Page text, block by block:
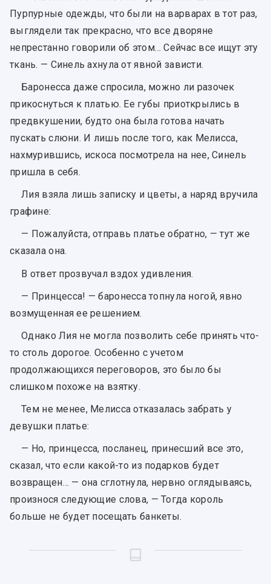
Пурпурные одежды, что были на варварах в тот раз,
выглядели так прекрасно, что все дворяне
непрестанно говорили об этом… Сейчас все ищут эту
ткань. — Синель ахнула от явной зависти.
Баронесса даже спросила, можно ли разочек
прикоснуться к платью. Ее губы приоткрылись в
предвкушении, будто она была готова начать
пускать слюни. И лишь после того, как Мелисса,
нахмурившись, искоса посмотрела на нее, Синель
пришла в себя.
Лия взяла лишь записку и цветы, а наряд вручила
графине:
— Пожалуйста, отправь платье обратно, — тут же
сказала она.
В ответ прозвучал вздох удивления.
— Принцесса! — баронесса топнула ногой, явно
возмущенная ее решением.
Однако Лия не могла позволить себе принять что-
то столь дорогое. Особенно с учетом
продолжающихся переговоров, это было бы
слишком похоже на взятку.
Тем не менее, Мелисса отказалась забрать у
девушки платье:
— Но, принцесса, посланец, принесший все это,
сказал, что если какой-то из подарков будет
возвращен… — она сглотнула, нервно оглядываясь,
произнося следующие слова, — Тогда король
больше не будет посещать банкеты.